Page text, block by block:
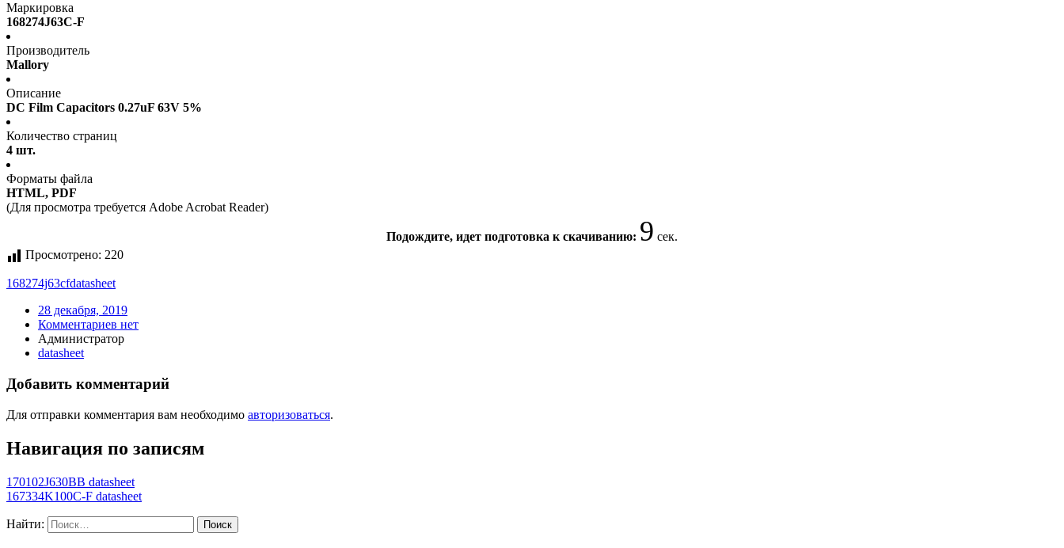
Маркировка
168274J63C-F
Производитель
Mallory
Описание
DC Film Capacitors 0.27uF 63V 5%
Количество страниц
4 шт.
Форматы файла
HTML, PDF
(Для просмотра требуется Adobe Acrobat Reader)
Подождите, идет подготовка к скачиванию: 8 сек.
Просмотрено: 220
168274j63cfdatasheet
28 декабря, 2019
Комментариев нет
Администратор
datasheet
Добавить комментарий
Для отправки комментария вам необходимо авторизоваться.
Навигация по записям
170102J630BB datasheet
167334K100C-F datasheet
Найти: